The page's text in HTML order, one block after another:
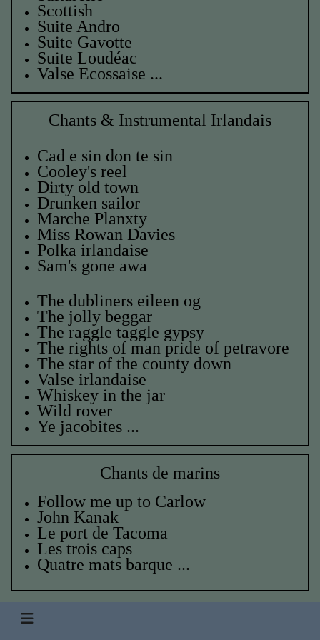
Scottish
Suite Andro
Suite Gavotte
Suite Loudéac
Valse Ecossaise ...
Chants & Instrumental Irlandais
Cad e sin don te sin
Cooley's reel
Dirty old town
Drunken sailor
Marche Planxty
Miss Rowan Davies
Polka irlandaise
Sam's gone awa
The dubliners eileen og
The jolly beggar
The raggle taggle gypsy
The rights of man pride of petravore
The star of the county down
Valse irlandaise
Whiskey in the jar
Wild rover
Ye jacobites ...
Chants de marins
Follow me up to Carlow
John Kanak
Le port de Tacoma
Les trois caps
Quatre mats barque ...